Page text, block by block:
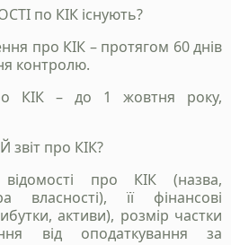
по КІК існують?
про КІК – протягом 60 днів
контролю.
КІК – до 1 жовтня року,
про КІК?
про КІК (назва,
власності), її фінансові
активи), розмір частки
від оподаткування за
25 47